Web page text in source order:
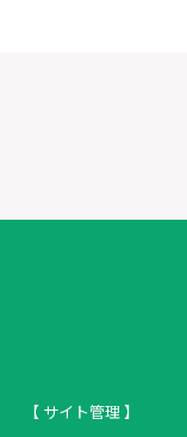
【 サイト管理 】